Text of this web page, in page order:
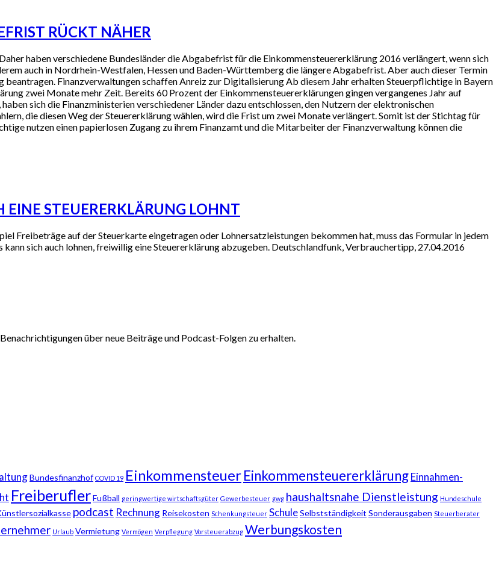
RÜCKT NÄHER
haben verschiedene Bundesländer die Abgabefrist für die Einkommensteuererklärung 2016 verlängert, wenn sich
auch in Nordrhein-Westfalen, Hessen und Baden-Württemberg die längere Abgabefrist. Aber auch dieser Termin
Finanzverwaltungen schaffen Anreiz zur Digitalisierung Ab diesem Jahr erhalten Steuerpflichtige in Bayern
zwei Monate mehr Zeit. Bereits 60 Prozent der Einkommensteuererklärungen gingen vergangenes Jahr auf
sich die Finanzministerien verschiedener Länder dazu entschlossen, den Nutzern der elektronischen
die diesen Weg der Steuererklärung wählen, wird die Frist um zwei Monate verlängert. Somit ist der Stichtag für
nutzen einen papierlosen Zugang zu ihrem Finanzamt und die Mitarbeiter der Finanzverwaltung können die
STEUERERKLÄRUNG LOHNT
Freibeträge auf der Steuerkarte eingetragen oder Lohnersatzleistungen bekommen hat, muss das Formular in jedem
sich auch lohnen, freiwillig eine Steuererklärung abzugeben. Deutschlandfunk, Verbrauchertipp, 27.04.2016
über neue Beiträge und Podcast-Folgen zu erhalten.
Bundesfinanzhof COVID 19 EinkommensteuerEinkommensteuererklärungEinnahmen-
FreiberuflerFußball geringwertige wirtschaftsgüter Gewerbesteuer gwg haushaltsnahe Dienstleistung Hundeschule
podcast Rechnung Reisekosten Schenkungsteuer SchuleSelbstständigkeit Sonderausgaben Steuerberater
Urlaub Vermietung Vermögen Verpflegung Vorsteuerabzug Werbungskosten